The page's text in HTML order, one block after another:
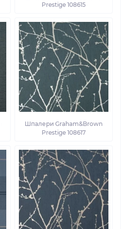
Prestige 108615
Шпалери Graham&Brown
Prestige 108617